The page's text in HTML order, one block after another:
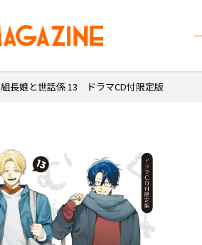
組長娘と世話係 13 ドラマCD付限定版